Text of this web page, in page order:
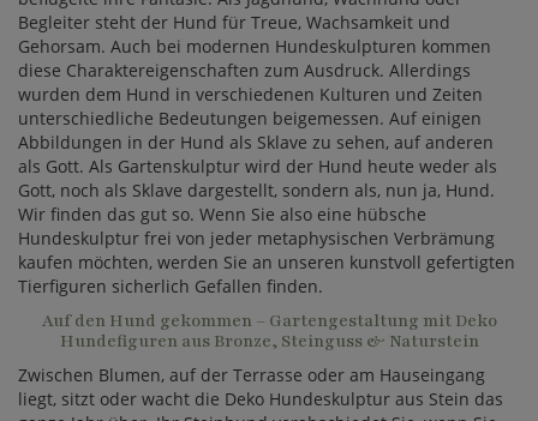
Begleiter steht der Hund für Treue, Wachsamkeit und
Gehorsam. Auch bei modernen Hundeskulpturen kommen
diese Charaktereigenschaften zum Ausdruck. Allerdings
wurden dem Hund in verschiedenen Kulturen und Zeiten
unterschiedliche Bedeutungen beigemessen. Auf einigen
Abbildungen in der Hund als Sklave zu sehen, auf anderen
als Gott. Als Gartenskulptur wird der Hund heute weder als
Gott, noch als Sklave dargestellt, sondern als, nun ja, Hund.
Wir finden das gut so. Wenn Sie also eine hübsche
Hundeskulptur frei von jeder metaphysischen Verbrämung
kaufen möchten, werden Sie an unseren kunstvoll gefertigten
Tierfiguren sicherlich Gefallen finden.
Auf den Hund gekommen – Gartengestaltung mit Deko
Hundefiguren aus Bronze, Steinguss & Naturstein
Zwischen Blumen, auf der Terrasse oder am Hauseingang
liegt, sitzt oder wacht die Deko Hundeskulptur aus Stein das